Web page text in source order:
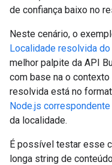
de confiança baixo no
Neste cenário, o
Localidade resolvida
melhor palpite da API
com base na o
resolvida está no
Node.js correspondente
da localidade.
É possível testar esse
longa string de